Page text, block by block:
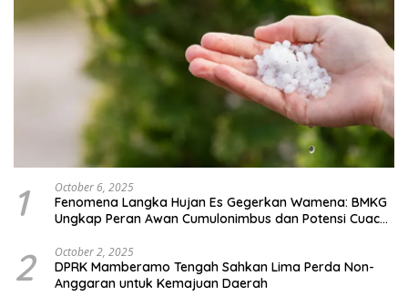
1 October 6, 2025
Fenomena Langka Hujan Es Gegerkan Wamena: BMKG
Ungkap Peran Awan Cumulonimbus dan Potensi Cuaca
2 October 2, 2025
DPRK Mamberamo Tengah Sahkan Lima Perda Non-
Anggaran untuk Kemajuan Daerah